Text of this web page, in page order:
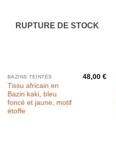
RUPTURE DE STOCK
BAZINS TEINTÉS
Tissu africain en
Bazin kaki, bleu
foncé et jaune, motif
étoffe
48,00€